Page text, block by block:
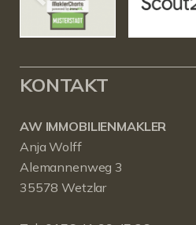
KONTAKT
AW IMMOBILIENMAKLER
Anja Wolff
Alemannenweg 3
35578 Wetzlar